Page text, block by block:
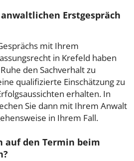
Erstgespräch
mit Ihrem
in Krefeld haben
den Sachverhalt zu
qualifizierte Einschätzung zu
erhalten. In
Sie dann mit Ihrem Anwalt
in Ihrem Fall.
auf den Termin beim